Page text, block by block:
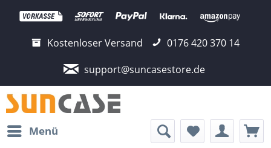
Kostenloser Versand
0176 420 370 14
support@suncasestore.de
Menü